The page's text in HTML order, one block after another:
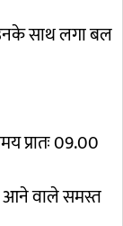
साथ लगा बल
प्रातः 09.00
आने वाले समस्त